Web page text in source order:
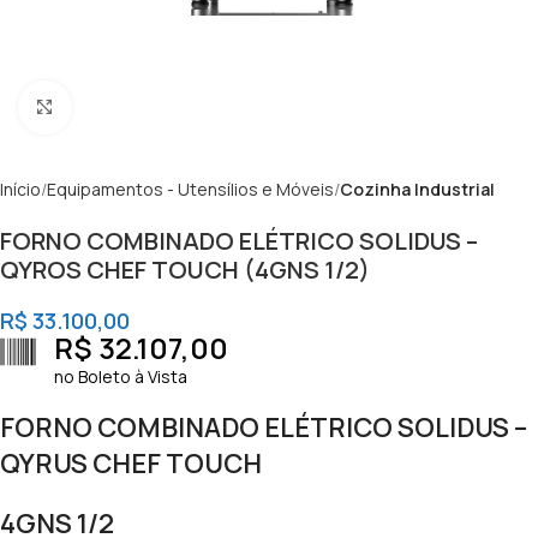
Início Equipamentos - Utensílios e Móveis Cozinha Industrial
FORNO COMBINADO ELÉTRICO SOLIDUS –
QYROS CHEF TOUCH (4GNS 1/2)
R$ 33.100,00
R$ 32.107,00
no Boleto à Vista
FORNO COMBINADO ELÉTRICO SOLIDUS –
QYRUS CHEF TOUCH
4GNS 1/2